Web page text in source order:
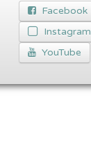
Facebook
Instagram
YouTube